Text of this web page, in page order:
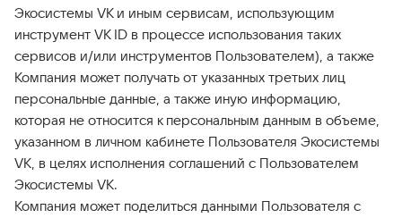
Экосистемы VK и иным сервисам, использующим
инструмент VK ID в процессе использования таких
сервисов и/или инструментов Пользователем), а также
Компания может получать от указанных третьих лиц
персональные данные, а также иную информацию,
которая не относится к персональным данным в объеме,
указанном в личном кабинете Пользователя Экосистемы
VK, в целях исполнения соглашений с Пользователем
Экосистемы VK.
Компания может поделиться данными Пользователя с